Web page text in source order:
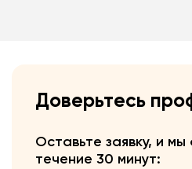
Доверьтесь
Оставьте заявку, и мы
течение 30 минут: